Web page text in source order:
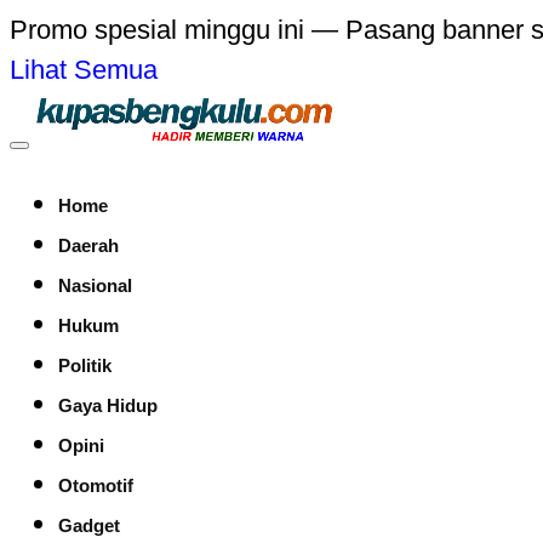
Promo spesial minggu ini — Pasang banner
Lihat Semua
Home
Daerah
Nasional
Hukum
Politik
Gaya Hidup
Opini
Otomotif
Gadget